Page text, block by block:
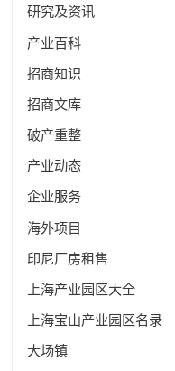
研究及资讯
产业百科
招商知识
招商文库
破产重整
产业动态
企业服务
海外项目
印尼厂房租售
上海产业园区大全
上海宝山产业园区名录
大场镇